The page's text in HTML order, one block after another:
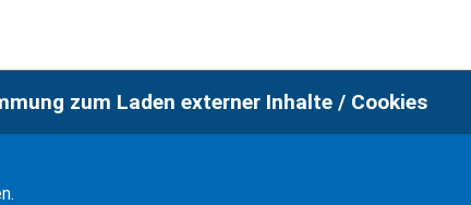
zum Laden externer Inhalte / Cookies